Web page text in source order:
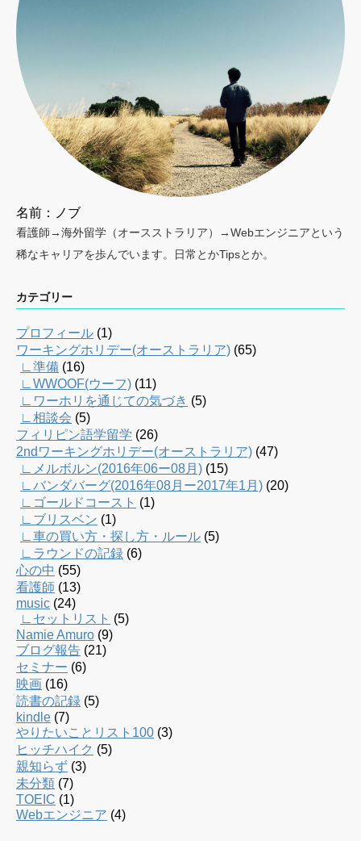
名前：ノブ
看護師→海外留学（オースストラリア）→Webエンジニアという
稀なキャリアを歩んでいます。日常とかTipsとか。
カテゴリー
プロフィール (1)
ワーキングホリデー(オーストラリア) (65)
∟準備 (16)
∟WWOOF(ウーフ) (11)
∟ワーホリを通じての気づき (5)
∟相談会 (5)
フィリピン語学留学 (26)
2ndワーキングホリデー(オーストラリア) (47)
∟メルボルン(2016年06ー08月) (15)
∟バンダバーグ(2016年08月ー2017年1月) (20)
∟ゴールドコースト (1)
∟ブリスベン (1)
∟車の買い方・探し方・ルール (5)
∟ラウンドの記録 (6)
心の中 (55)
看護師 (13)
music (24)
∟セットリスト (5)
Namie Amuro (9)
ブログ報告 (21)
セミナー (6)
映画 (16)
読書の記録 (5)
kindle (7)
やりたいことリスト100 (3)
ヒッチハイク (5)
親知らず (3)
未分類 (7)
TOEIC (1)
Webエンジニア (4)